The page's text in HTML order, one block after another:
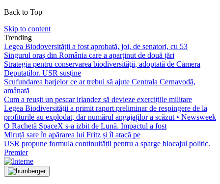
Back to Top
Skip to content
Trending
Legea Biodoversităţii a fost aprobată, joi, de senatori, cu 53
Singurul oraș din România care a aparținut de două țări
Strategia pentru conservarea biodiversităţii, adoptată de Camera
Deputaţilor. USR susține
Scufundarea barjelor ce ar trebui să ajute Centrala Cernavodă,
amânată
Cum a reușit un pescar irlandez să devieze exercițiile militare
Legea Biodiversităţii a primit raport preliminar de respingere de la
profiturile au explodat, dar numărul angajaților a scăzut • Newsweek
O Rachetă SpaceX s-a izbit de Lună. Impactul a fost
Miruță sare în apărarea lui Fritz și îl atacă pe
USR propune formula continuității pentru a sparge blocajul politic.
Premier